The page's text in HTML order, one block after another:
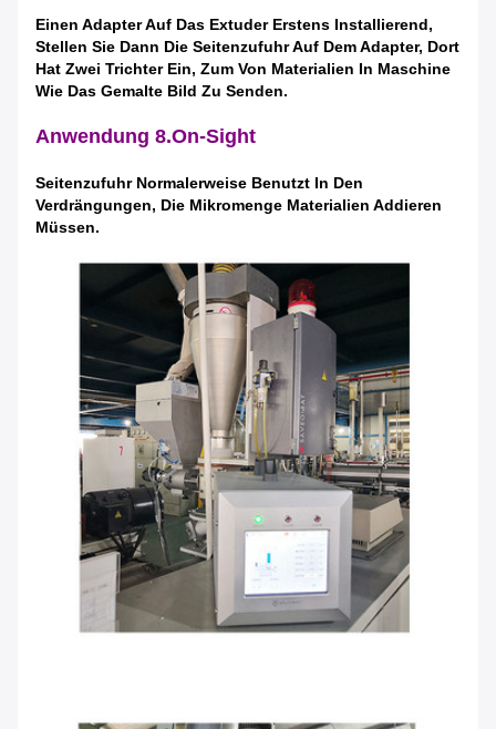
Einen Adapter Auf Das Extuder Erstens Installierend,
Stellen Sie Dann Die Seitenzufuhr Auf Dem Adapter, Dort
Hat Zwei Trichter Ein, Zum Von Materialien In Maschine
Wie Das Gemalte Bild Zu Senden.
Anwendung 8.On-Sight
Seitenzufuhr Normalerweise Benutzt In Den
Verdrängungen, Die Mikromenge Materialien Addieren
Müssen.